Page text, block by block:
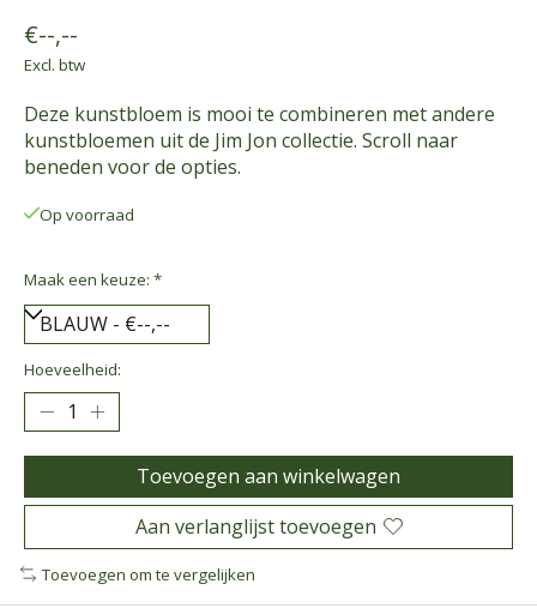
€--,--
Excl. btw
Deze kunstbloem is mooi te combineren met andere
kunstbloemen uit de Jim Jon collectie. Scroll naar
beneden voor de opties.
Op voorraad
Maak een keuze: *
Hoeveelheid:
Toevoegen aan winkelwagen
Aan verlanglijst toevoegen
Toevoegen om te vergelijken